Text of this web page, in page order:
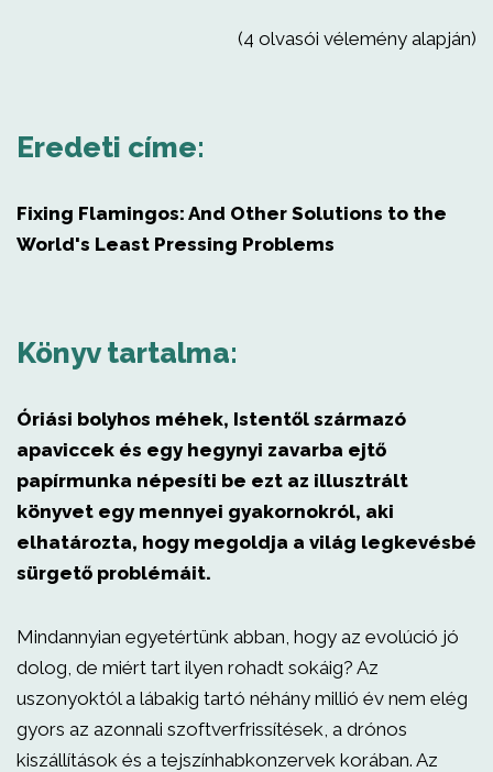
(4 olvasói vélemény alapján)
Eredeti címe:
Fixing Flamingos: And Other Solutions to the
World's Least Pressing Problems
Könyv tartalma:
Óriási bolyhos méhek, Istentől származó
apaviccek és egy hegynyi zavarba ejtő
papírmunka népesíti be ezt az illusztrált
könyvet egy mennyei gyakornokról, aki
elhatározta, hogy megoldja a világ legkevésbé
sürgető problémáit.
Mindannyian egyetértünk abban, hogy az evolúció jó
dolog, de miért tart ilyen rohadt sokáig? Az
uszonyoktól a lábakig tartó néhány millió év nem elég
gyors az azonnali szoftverfrissítések, a drónos
kiszállítások és a tejszínhabkonzervek korában. Az